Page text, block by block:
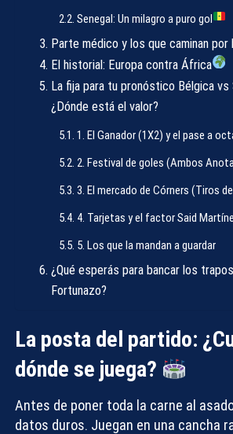
Senegal: Un milagro a puro gol
Parte médico y los que caminan por
El historial: Europa contra África
La fija para tu pronóstico Bélgica vs
¿Dónde está el valor?
1. El Ganador (1X2) y el pase a
2. Festival de goles (Ambos
3. El mercado de Córners (Tiros
4. Tarjetas y el factor Said
5. Los que la mandan a guardar
¿Qué esperás para bancar los
Fortunazo?
La posta del partido:
dónde se juega?
Antes de poner toda la carne al
datos duros. Juegan en una cancha